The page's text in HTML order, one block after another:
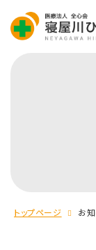
トップページ お